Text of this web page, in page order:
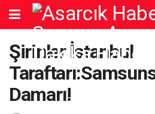
Şirinler İstanbul
Damarı!